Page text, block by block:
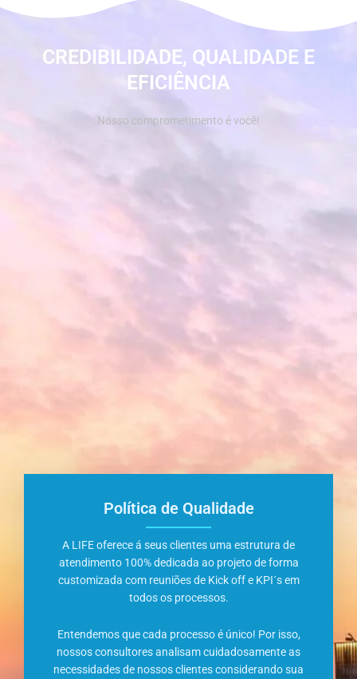
CREDIBILIDADE, QUALIDADE E
EFICIÊNCIA
Nosso comprometimento é você!
Política de Qualidade
A LIFE oferece á seus clientes uma estrutura de
atendimento 100% dedicada ao projeto de forma
customizada com reuniões de Kick off e KPI´s em
todos os processos.
Entendemos que cada processo é único! Por isso,
nossos consultores analisam cuidadosamente as
necessidades de nossos clientes considerando sua